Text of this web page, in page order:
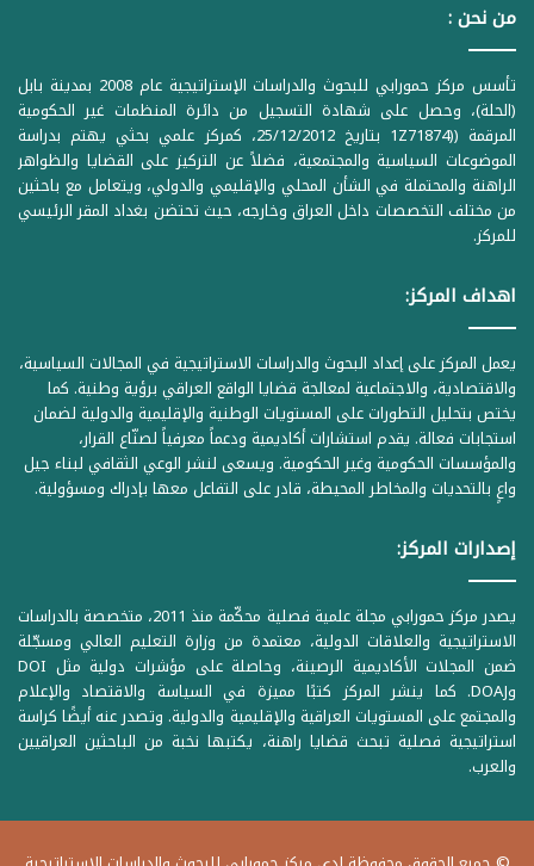
من نحن :
تأسس مركز حمورابي للبحوث والدراسات الإستراتيجية عام 2008 بمدينة بابل
(الحلة)، وحصل على شهادة التسجيل من دائرة المنظمات غير الحكومية
المرقمة ((1Z71874 بتاريخ 25/12/2012، كمركز علمي بحثي يهتم بدراسة
الموضوعات السياسية والمجتمعية، فضلاً عن التركيز على القضايا والظواهر
الراهنة والمحتملة في الشأن المحلي والإقليمي والدولي، ويتعامل مع باحثين
من مختلف التخصصات داخل العراق وخارجه، حيث تحتضن بغداد المقر الرئيسي
للمركز.
اهداف المركز:
يعمل المركز على إعداد البحوث والدراسات الاستراتيجية في المجالات السياسية،
والاقتصادية، والاجتماعية لمعالجة قضايا الواقع العراقي برؤية وطنية. كما
يختص بتحليل التطورات على المستويات الوطنية والإقليمية والدولية لضمان
استجابات فعالة. يقدم استشارات أكاديمية ودعماً معرفياً لصنّاع القرار،
والمؤسسات الحكومية وغير الحكومية. ويسعى لنشر الوعي الثقافي لبناء جيل
واعٍ بالتحديات والمخاطر المحيطة، قادر على التفاعل معها بإدراك ومسؤولية.
إصدارات المركز:
يصدر مركز حمورابي مجلة علمية فصلية محكّمة منذ 2011، متخصصة بالدراسات
الاستراتيجية والعلاقات الدولية، معتمدة من وزارة التعليم العالي ومسجّلة
ضمن المجلات الأكاديمية الرصينة، وحاصلة على مؤشرات دولية مثل DOI
وDOAJ. كما ينشر المركز كتبًا مميزة في السياسة والاقتصاد والإعلام
والمجتمع على المستويات العراقية والإقليمية والدولية. وتصدر عنه أيضًا كراسة
استراتيجية فصلية تبحث قضايا راهنة، يكتبها نخبة من الباحثين العراقيين
والعرب.